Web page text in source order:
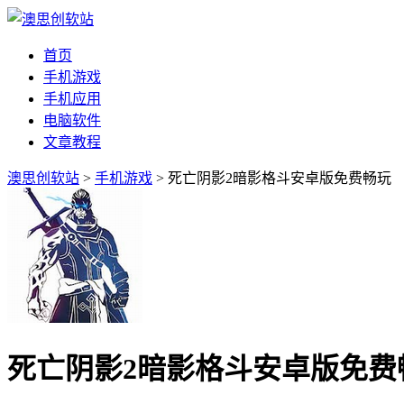
首页
手机游戏
手机应用
电脑软件
文章教程
澳思创软站 > 手机游戏 > 死亡阴影2暗影格斗安卓版免费畅玩
死亡阴影2暗影格斗安卓版免